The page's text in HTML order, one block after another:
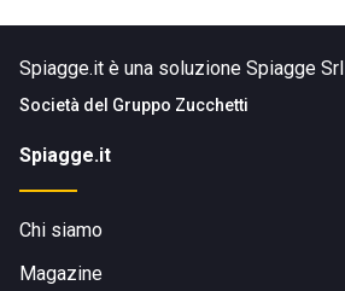
Spiagge.it è una soluzione Spiagge Srl
Società del Gruppo Zucchetti
Spiagge.it
Chi siamo
Magazine